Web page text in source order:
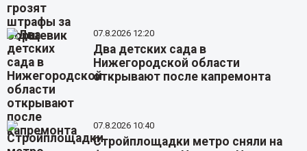
07.8.2026 12:20
Два детских сада в
Нижегородской области
открывают после капремонта
07.8.2026 10:40
Стройплощадки метро сняли на